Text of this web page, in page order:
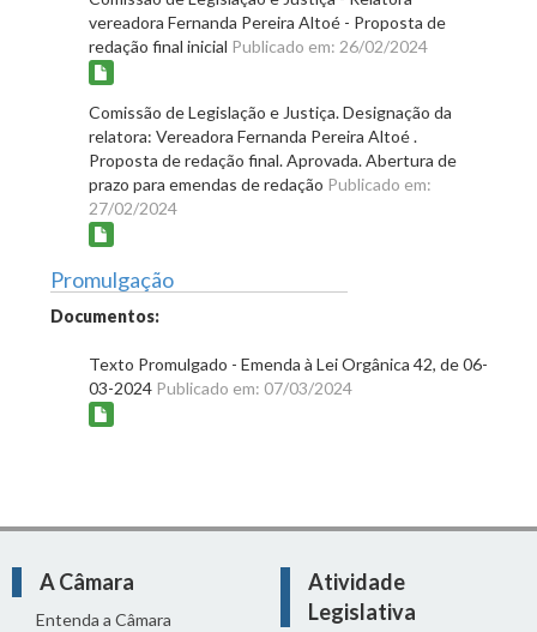
vereadora Fernanda Pereira Altoé - Proposta de
redação final inicial Publicado em: 26/02/2024
Comissão de Legislação e Justiça. Designação da
relatora: Vereadora Fernanda Pereira Altoé .
Proposta de redação final. Aprovada. Abertura de
prazo para emendas de redação Publicado em:
27/02/2024
Promulgação
Documentos:
Texto Promulgado - Emenda à Lei Orgânica 42, de 06-
03-2024 Publicado em: 07/03/2024
A Câmara
Entenda a Câmara
Atividade
Legislativa